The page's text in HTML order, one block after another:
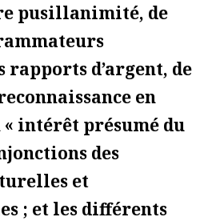
pusillanimité, de
d’argent, de
en
« intérêt présumé du
des
et
; et les différents